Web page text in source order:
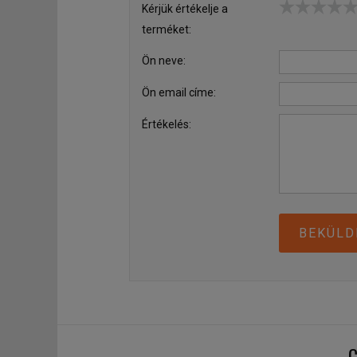
Kérjük értékelje a
terméket:
Ön neve:
Ön email címe:
Értékelés: